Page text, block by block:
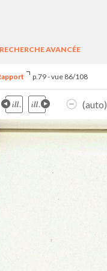
RECHERCHE AVANCÉE
p.79 - vue 86/108
(auto)